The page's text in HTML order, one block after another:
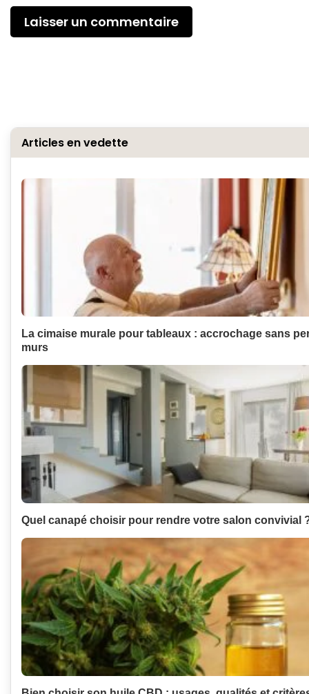
Laisser un commentaire
Articles en vedette
La cimaise murale pour tableaux : accrochage sans
murs
Quel canapé choisir pour rendre votre salon convivial